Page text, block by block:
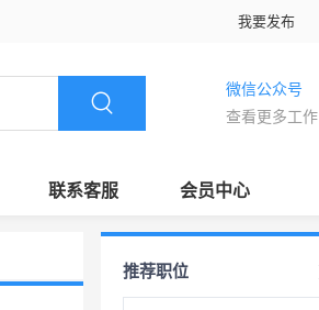
我要发布
微信公众号
查看更多工作
联系客服 会员中心
推荐职位